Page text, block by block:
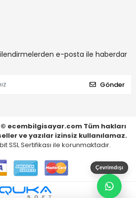
e-posta ile haberdar
Gönder
ecembilgisayar.com Tüm hakları
ve yazılar izinsiz kullanılamaz.
SSL Sertifikası ile korunmaktadır.
Çevrimdışı